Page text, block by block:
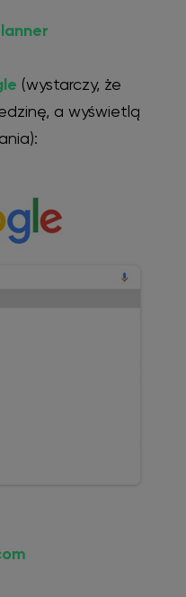
(wystarczy, że
a wyświetlą